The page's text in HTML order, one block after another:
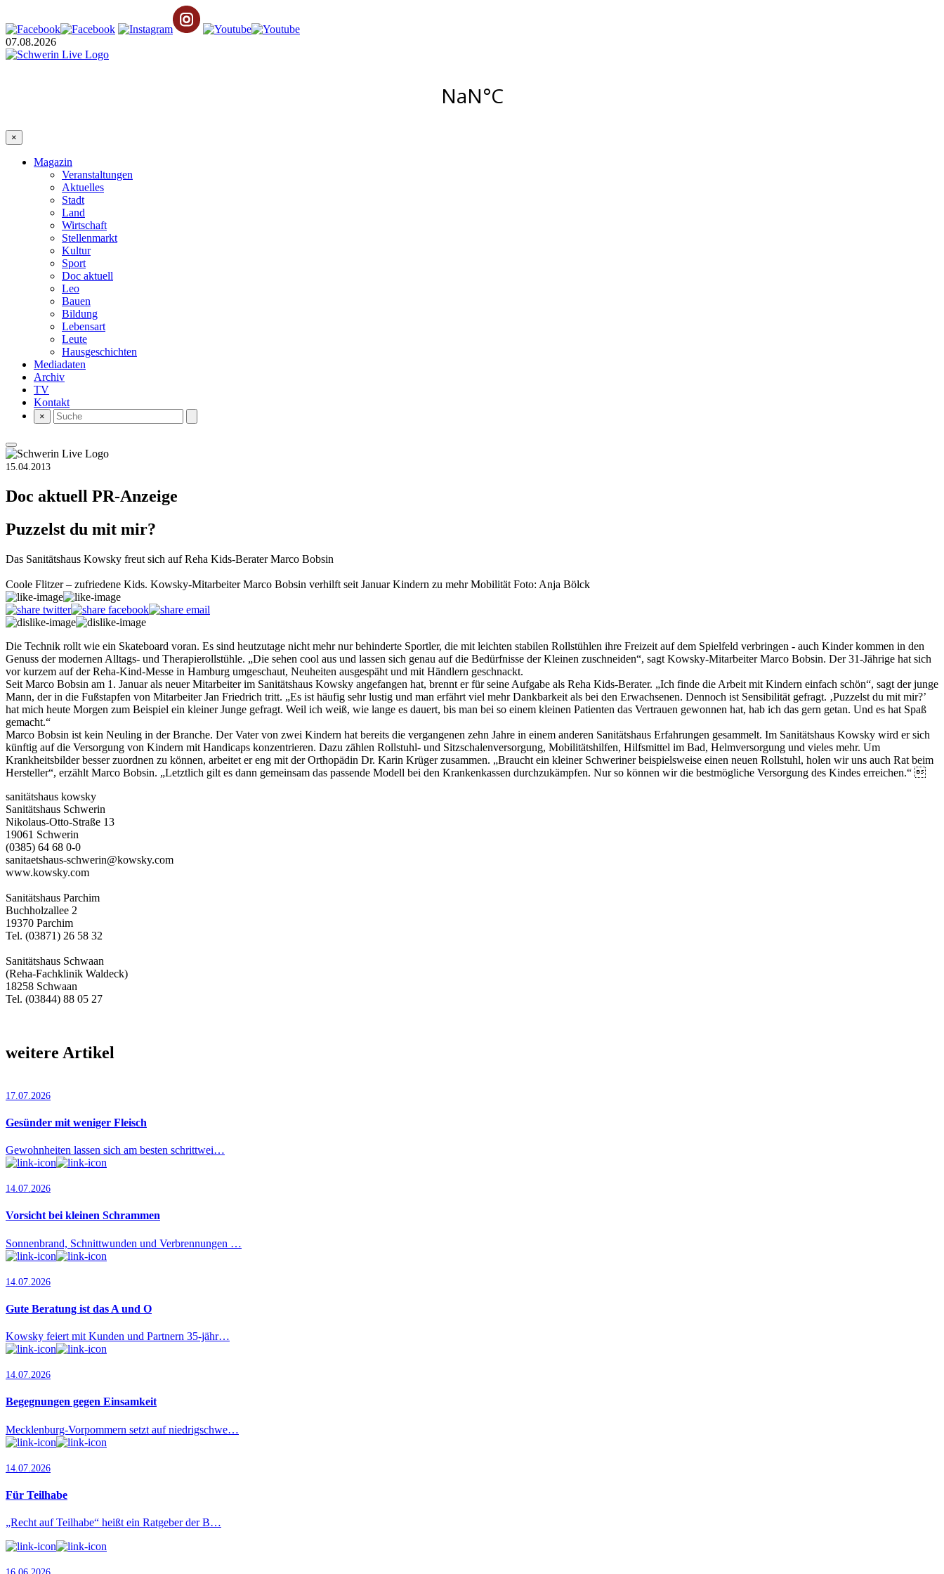
07.08.2026
×
Magazin
Veranstaltungen
Aktuelles
Stadt
Land
Wirtschaft
Stellenmarkt
Kultur
Sport
Doc aktuell
Leo
Bauen
Bildung
Lebensart
Leute
Hausgeschichten
Mediadaten
Archiv
TV
Kontakt
×
15.04.2013
Doc aktuell PR-Anzeige
Puzzelst du mit mir?
Das Sanitätshaus Kowsky freut sich auf Reha Kids-Berater Marco Bobsin
Coole Flitzer – zufriedene Kids. Kowsky-Mitarbeiter Marco Bobsin verhilft seit Januar Kindern zu mehr Mobilität Foto: Anja Bölck
Die Technik rollt wie ein Skateboard voran. Es sind heutzutage nicht mehr nur behinderte Sportler, die mit leichten stabilen Rollstühlen ihre Freizeit auf dem Spielfeld verbringen - auch Kinder kommen in den
Genuss der modernen Alltags- und Therapierollstühle. „Die sehen cool aus und lassen sich genau auf die Bedürfnisse der Kleinen zuschneiden“, sagt Kowsky-Mitarbeiter Marco Bobsin. Der 31-Jährige hat sich
vor kurzem auf der Reha-Kind-Messe in Hamburg umgeschaut, Neuheiten ausgespäht und mit Händlern geschnackt.
Seit Marco Bobsin am 1. Januar als neuer Mitarbeiter im Sanitätshaus Kowsky angefangen hat, brennt er für seine Aufgabe als Reha Kids-Berater. „Ich finde die Arbeit mit Kindern einfach schön“, sagt der junge
Mann, der in die Fußstapfen von Mitarbeiter Jan Friedrich tritt. „Es ist häufig sehr lustig und man erfährt viel mehr Dankbarkeit als bei den Erwachsenen. Dennoch ist Sensibilität gefragt. ‚Puzzelst du mit mir?’
hat mich heute Morgen zum Beispiel ein kleiner Junge gefragt. Weil ich weiß, wie lange es dauert, bis man bei so einem kleinen Patienten das Vertrauen gewonnen hat, hab ich das gern getan. Und es hat Spaß
gemacht.“
Marco Bobsin ist kein Neuling in der Branche. Der Vater von zwei Kindern hat bereits die vergangenen zehn Jahre in einem anderen Sanitätshaus Erfahrungen gesammelt. Im Sanitätshaus Kowsky wird er sich
künftig auf die Versorgung von Kindern mit Handicaps konzentrieren. Dazu zählen Rollstuhl- und Sitzschalenversorgung, Mobilitätshilfen, Hilfsmittel im Bad, Helmversorgung und vieles mehr. Um
Krankheitsbilder besser zuordnen zu können, arbeitet er eng mit der Orthopädin Dr. Karin Krüger zusammen. „Braucht ein kleiner Schweriner beispielsweise einen neuen Rollstuhl, holen wir uns auch Rat beim
Hersteller“, erzählt Marco Bobsin. „Letztlich gilt es dann gemeinsam das passende Modell bei den Krankenkassen durchzukämpfen. Nur so können wir die bestmögliche Versorgung des Kindes erreichen.“ 
sanitätshaus kowsky
Sanitätshaus Schwerin
Nikolaus-Otto-Straße 13
19061 Schwerin
(0385) 64 68 0-0
sanitaetshaus-schwerin@kowsky.com
www.kowsky.com
Sanitätshaus Parchim
Buchholzallee 2
19370 Parchim
Tel. (03871) 26 58 32
Sanitätshaus Schwaan
(Reha-Fachklinik Waldeck)
18258 Schwaan
Tel. (03844) 88 05 27
weitere Artikel
17.07.2026
Gesünder mit weniger Fleisch
Gewohnheiten lassen sich am besten schrittwei…
14.07.2026
Vorsicht bei kleinen Schrammen
Sonnenbrand, Schnittwunden und Verbrennungen …
14.07.2026
Gute Beratung ist das A und O
Kowsky feiert mit Kunden und Partnern 35-jähr…
14.07.2026
Begegnungen gegen Einsamkeit
Mecklenburg-Vorpommern setzt auf niedrigschwe…
14.07.2026
Für Teilhabe
„Recht auf Teilhabe“ heißt ein Ratgeber der B…